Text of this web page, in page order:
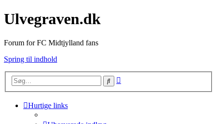
Ulvegraven.dk
Forum for FC Midtjylland fans
Spring til indhold
Søg
Hurtige links